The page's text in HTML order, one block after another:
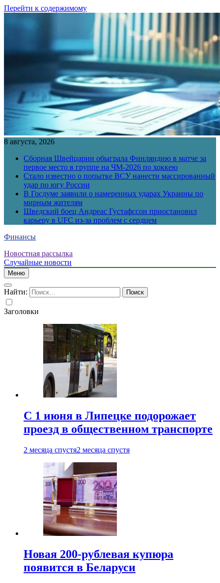
Перейти к содержимому
8 августа, 2026
Сборная Швейцарии обыграла Финляндию в матче за
первое место в группе на ЧМ-2026 по хоккею
Стало известно о попытке ВСУ нанести массированный
удар по югу России
В Госдуме заявили о намеренных ударах Украины по
мирным жителям
Шведский боец Андреас Густафссон приостановил
карьеру в UFC из-за проблем с сердцем
Финансы
Новостная рассылка
Случайные новости
Меню
Найти:
Заголовки
С 1 июня в Липецке подорожает
проезд в общественном транспорте
2 месяца спустя2 месяца спустя
Новая 200-рублевая купюра
появится в Беларуси